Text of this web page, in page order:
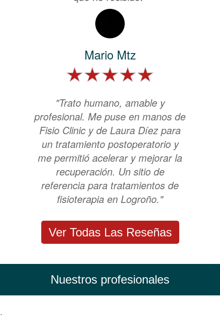
Mario Mtz
"Trato humano, amable y
profesional. Me puse en manos de
Fisio Clinic y de Laura Díez para
un tratamiento postoperatorio y
me permitió acelerar y mejorar la
recuperación. Un sitio de
referencia para tratamientos de
fisioterapia en Logroño."
Ver Todas Las Reseñas
Nuestros profesionales
.